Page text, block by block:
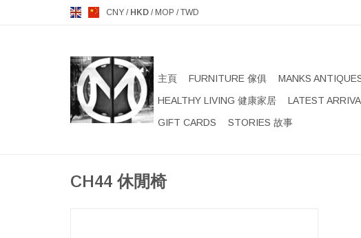
CNY / HKD / MOP /TWD
主頁 FURNITURE 傢俱 MANKS
HEALTHY LIVING 健康家居
LATEST
GIFT CARDS
STORIES 故事
CH44 休閒椅